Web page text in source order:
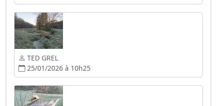
TED GREL
25/01/2026 à 10h25